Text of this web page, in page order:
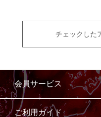
チェックした
会員サービス
ご利用ガイド